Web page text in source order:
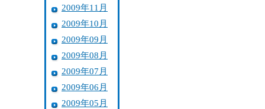
2009年11月
2009年10月
2009年09月
2009年08月
2009年07月
2009年06月
2009年05月